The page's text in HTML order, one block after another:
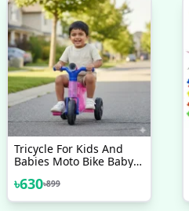
Hinge Guard Protector
Tricycle For Kids And
Babies Moto Bike Baby
Tricycle Kids Bike
৳630৳899